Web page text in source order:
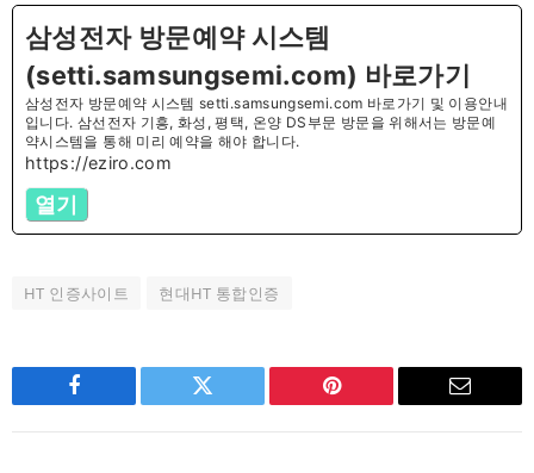
삼성전자 방문예약 시스템
(setti.samsungsemi.com) 바로가기
삼성전자 방문예약 시스템 setti.samsungsemi.com 바로가기 및 이용안내
입니다. 삼선전자 기흥, 화성, 평택, 온양 DS부문 방문을 위해서는 방문예
약시스템을 통해 미리 예약을 해야 합니다.
https://eziro.com
열기
HT 인증사이트 현대HT 통합인증
Facebook Twitter Pinterest Email